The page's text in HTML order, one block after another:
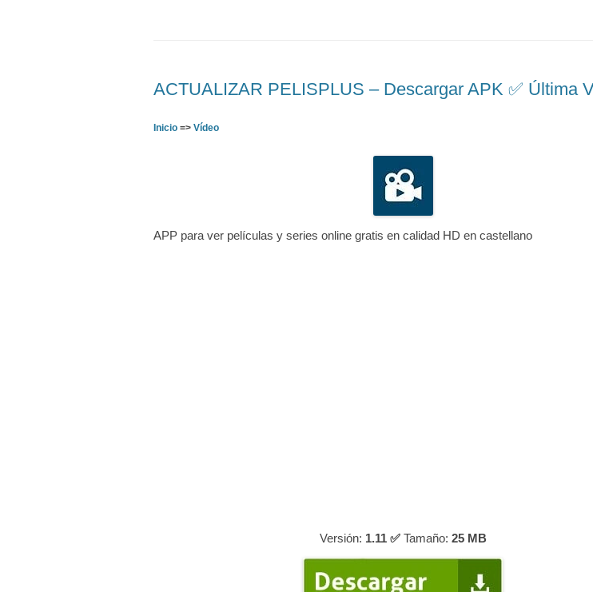
ACTUALIZAR PELISPLUS – Descargar APK ✅️ Última
Inicio => Vídeo
APP para ver películas y series online gratis en calidad HD en castellano
Versión: 1.11 ✅ Tamaño: 25 MB